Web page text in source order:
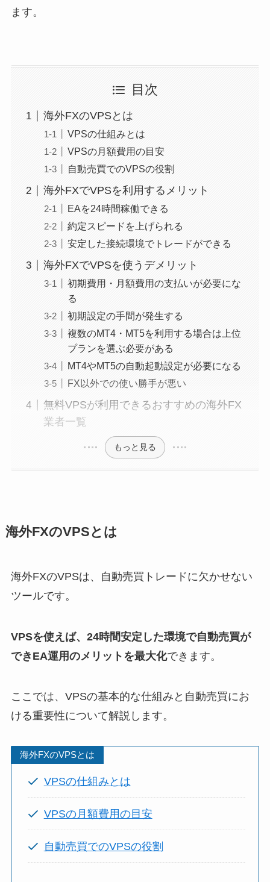
ます。
目次
海外FXのVPSとは
VPSの仕組みとは
VPSの月額費用の目安
自動売買でのVPSの役割
海外FXでVPSを利用するメリット
EAを24時間稼働できる
約定スピードを上げられる
安定した接続環境でトレードができる
海外FXでVPSを使うデメリット
初期費用・月額費用の支払いが必要にな
る
初期設定の手間が発生する
複数のMT4・MT5を利用する場合は上位
プランを選ぶ必要がある
MT4やMT5の自動起動設定が必要になる
FX以外での使い勝手が悪い
無料VPSが利用できるおすすめの海外FX
業者一覧
もっと見る
海外FXのVPSとは
海外FXのVPSは、自動売買トレードに欠かせない
ツールです。
VPSを使えば、24時間安定した環境で自動売買が
できEA運用のメリットを最大化できます。
ここでは、VPSの基本的な仕組みと自動売買にお
ける重要性について解説します。
海外FXのVPSとは
VPSの仕組みとは
VPSの月額費用の目安
自動売買でのVPSの役割